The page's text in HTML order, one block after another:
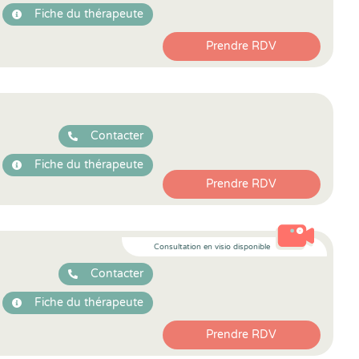
Fiche du thérapeute
Prendre RDV
Contacter
Fiche du thérapeute
Prendre RDV
Consultation en visio disponible
Contacter
Fiche du thérapeute
Prendre RDV